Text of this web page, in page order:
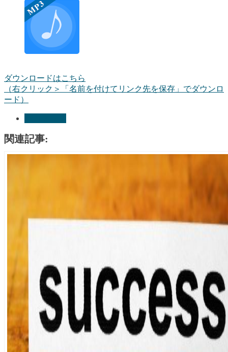
ダウンロードはこちら
（右クリック＞「名前を付けてリンク先を保存」でダウンロ
ード）
関連記事: